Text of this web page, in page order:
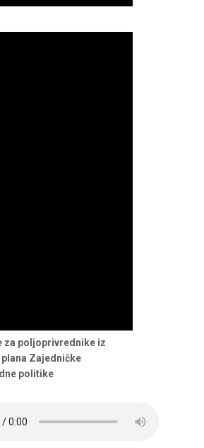
za poljoprivrednike iz
Zajedničke
politike